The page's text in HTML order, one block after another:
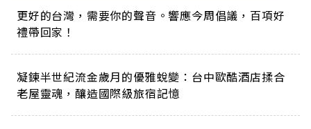
更好的台灣，需要你的聲音。響應今周倡議，百項好
禮帶回家！
凝鍊半世紀流金歲月的優雅蛻變：台中歐酷酒店揉合
老屋靈魂，釀造國際級旅宿記憶